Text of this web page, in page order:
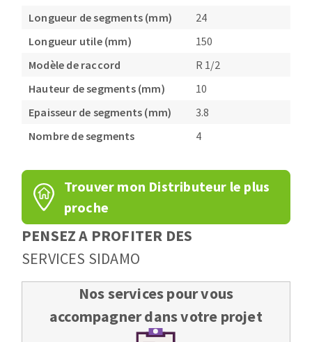
Longueur de segments (mm)
24
Longueur utile (mm)
150
Modèle de raccord
R 1/2
Hauteur de segments (mm)
10
Epaisseur de segments (mm)
3.8
Nombre de segments
4
Trouver mon Distributeur le plus
proche
PENSEZ A PROFITER DES
SERVICES SIDAMO
Nos services pour vous
accompagner dans votre projet